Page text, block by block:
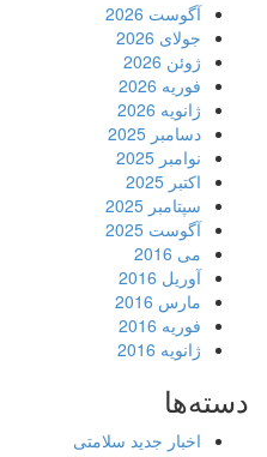
آگوست 2026
جولای 2026
ژوئن 2026
فوریه 2026
ژانویه 2026
دسامبر 2025
نوامبر 2025
اکتبر 2025
سپتامبر 2025
آگوست 2025
می 2016
آوریل 2016
مارس 2016
فوریه 2016
ژانویه 2016
دسته‌ها
اخبار جدید سلامتی